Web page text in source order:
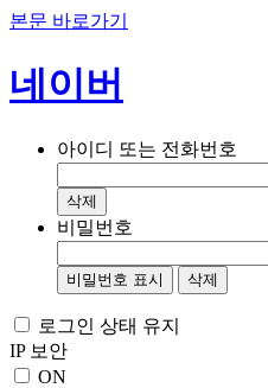
본문 바로가기
네이버
아이디 또는 전화번호
삭제
비밀번호
비밀번호 표시 삭제
로그인 상태 유지
IP 보안
ON